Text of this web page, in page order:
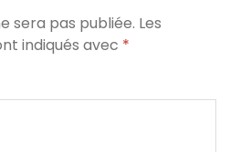
sera pas publiée. Les
indiqués avec *